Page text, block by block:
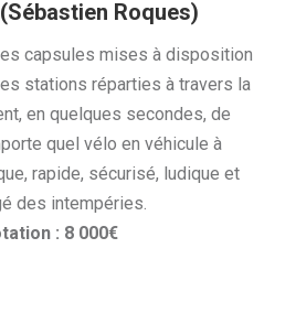
Roques)
capsules mises à disposition
stations réparties à travers la
en quelques secondes, de
quel vélo en véhicule à
rapide, sécurisé, ludique et
des intempéries.
: 8 000€